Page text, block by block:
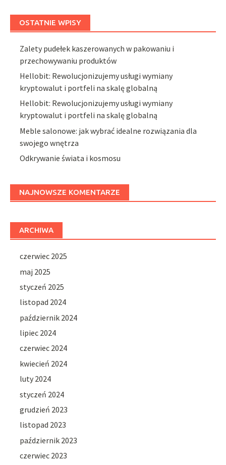
OSTATNIE WPISY
Zalety pudełek kaszerowanych w pakowaniu i
przechowywaniu produktów
Hellobit: Rewolucjonizujemy usługi wymiany
kryptowalut i portfeli na skalę globalną
Hellobit: Rewolucjonizujemy usługi wymiany
kryptowalut i portfeli na skalę globalną
Meble salonowe: jak wybrać idealne rozwiązania dla
swojego wnętrza
Odkrywanie świata i kosmosu
NAJNOWSZE KOMENTARZE
ARCHIWA
czerwiec 2025
maj 2025
styczeń 2025
listopad 2024
październik 2024
lipiec 2024
czerwiec 2024
kwiecień 2024
luty 2024
styczeń 2024
grudzień 2023
listopad 2023
październik 2023
czerwiec 2023